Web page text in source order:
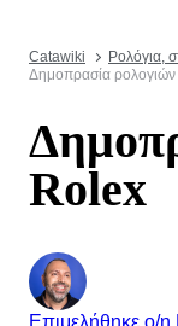
Catawiki Ρολόγια,
Δημοπρασία
Rolex
Επιμελήθηκε ο/η